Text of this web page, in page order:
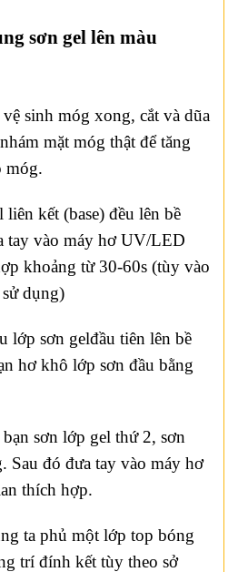
sơn gel lên màu
sinh móg xong, cắt và dũa
mặt móg thật để tăng
móg.
liên kết (base) đều lên bề
tay vào máy hơ UV/LED
khoảng từ 30-60s (tùy vào
dụng)
lớp sơn gelđầu tiên lên bề
hơ khô lớp sơn đầu bằng
sơn lớp gel thứ 2, sơn
Sau đó đưa tay vào máy hơ
thích hợp.
ta phủ một lớp top bóng
trí đính kết tùy theo sở